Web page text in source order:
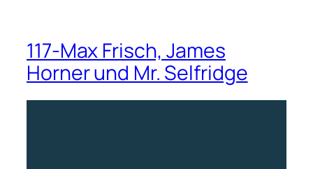
117-Max Frisch, James
Horner und Mr. Selfridge